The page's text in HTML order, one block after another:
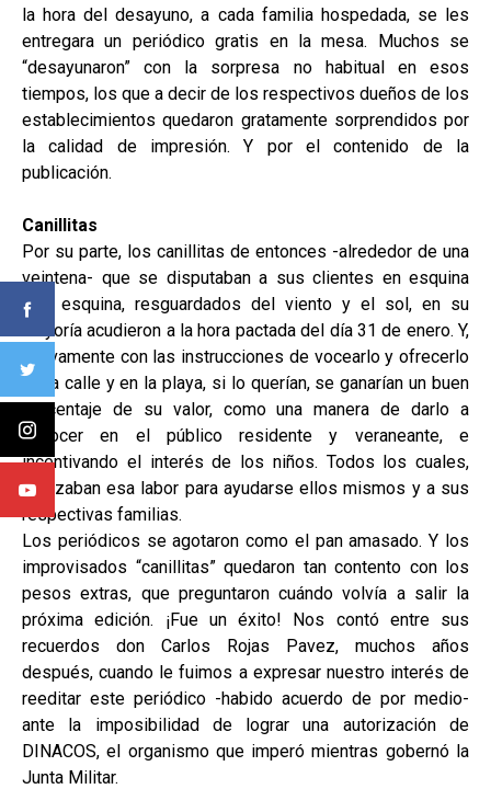
la hora del desayuno, a cada familia hospedada, se les
entregara un periódico gratis en la mesa. Muchos se
“desayunaron” con la sorpresa no habitual en esos
tiempos, los que a decir de los respectivos dueños de los
establecimientos quedaron gratamente sorprendidos por
la calidad de impresión. Y por el contenido de la
publicación.
Canillitas
Por su parte, los canillitas de entonces -alrededor de una
veintena- que se disputaban a sus clientes en esquina
tras esquina, resguardados del viento y el sol, en su
mayoría acudieron a la hora pactada del día 31 de enero. Y,
nuevamente con las instrucciones de vocearlo y ofrecerlo
en la calle y en la playa, si lo querían, se ganarían un buen
porcentaje de su valor, como una manera de darlo a
conocer en el público residente y veraneante, e
incentivando el interés de los niños. Todos los cuales,
realizaban esa labor para ayudarse ellos mismos y a sus
respectivas familias.
Los periódicos se agotaron como el pan amasado. Y los
improvisados “canillitas” quedaron tan contento con los
pesos extras, que preguntaron cuándo volvía a salir la
próxima edición. ¡Fue un éxito! Nos contó entre sus
recuerdos don Carlos Rojas Pavez, muchos años
después, cuando le fuimos a expresar nuestro interés de
reeditar este periódico -habido acuerdo de por medio-
ante la imposibilidad de lograr una autorización de
DINACOS, el organismo que imperó mientras gobernó la
Junta Militar.